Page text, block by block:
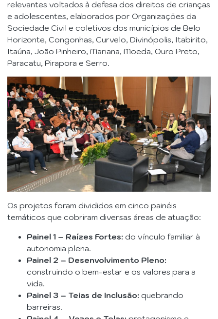
relevantes voltados à defesa dos direitos de crianças
e adolescentes, elaborados por Organizações da
Sociedade Civil e coletivos dos municípios de Belo
Horizonte, Congonhas, Curvelo, Divinópolis, Itabirito,
Itaúna, João Pinheiro, Mariana, Moeda, Ouro Preto,
Paracatu, Pirapora e Serro.
Os projetos foram divididos em cinco painéis
temáticos que cobriram diversas áreas de atuação:
Painel 1 – Raízes Fortes: do vínculo familiar à
autonomia plena.
Painel 2 – Desenvolvimento Pleno:
construindo o bem-estar e os valores para a
vida.
Painel 3 – Teias de Inclusão: quebrando
barreiras.